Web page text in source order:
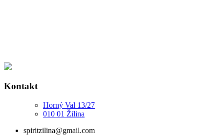
Kontakt
Horný Val 13/27
010 01 Žilina
spiritzilina@gmail.com